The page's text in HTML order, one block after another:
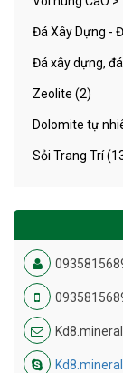
Đá Xây Dựng -
Đá xây dựng,
Zeolite (2)
Dolomite tự
Sỏi Trang Trí